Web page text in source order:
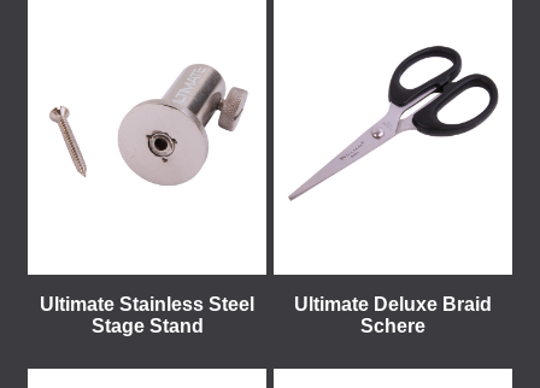
Ultimate Stainless Steel
Stage Stand
Ultimate Deluxe Braid
Schere